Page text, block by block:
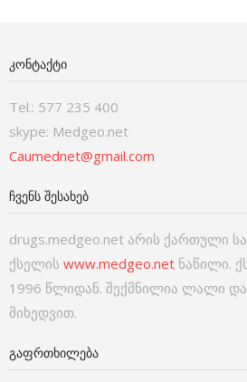
ᲙᲝᲜᲢᲐᲥᲢᲘ
Tel.: 577 235 400
skype: Medgeo.net
Caumednet@gmail.com
ᲩᲕᲔᲜᲡ ᲨᲔᲡᲐᲮᲔᲑ
drugs.medgeo.net არის ქართული
ქსელის www.medgeo.net ნაწილი.
1996 წლიდან. შექმნილია ლალი
მიხედვით.
ᲒᲐᲤᲠᲗᲮᲘᲚᲔᲑᲐ